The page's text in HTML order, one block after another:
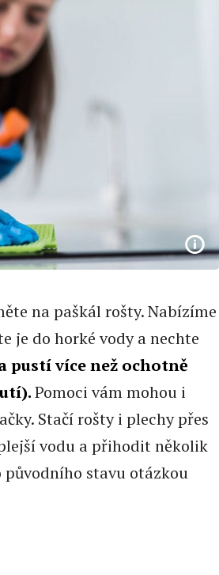
na paškál rošty. Nabízíme
je do horké vody a nechte
pustí více než ochotně
Pomoci vám mohou i
Stačí rošty i plechy přes
vodu a přihodit několik
původního stavu otázkou